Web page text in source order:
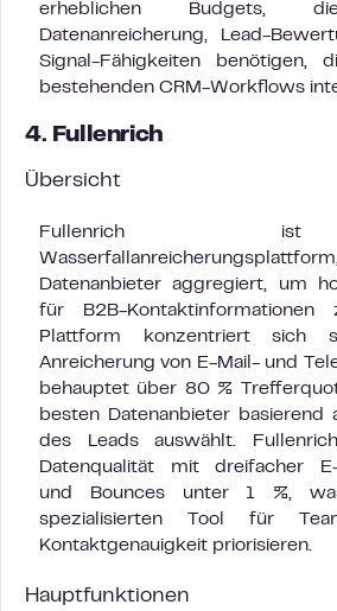
erheblichen Budgets,
Datenanreicherung, Lead-
Signal-Fähigkeiten benötigen,
bestehenden CRM-Workflows
4. Fullenrich
Übersicht
Fullenrich
Datenanbieter aggregiert, um
für B2B-
Plattform konzentriert sich
Anreicherung von E-Mail- und
behauptet über 80 %
besten Datenanbieter
des Leads auswählt.
Datenqualität mit dreifacher E-
und Bounces unter 1 %,
spezialisierten Tool für
Kontaktgenauigkeit priorisieren.
Hauptfunktionen